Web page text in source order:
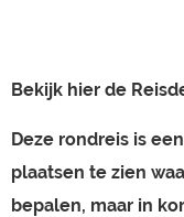
Bekijk hier de
Deze rondreis is
plaatsen te zien
bepalen, maar in